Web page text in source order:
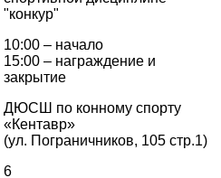
"конкур"
10:00 – начало
15:00 – награждение и
закрытие
ДЮСШ по конному спорту
«Кентавр»
(ул. Пограничников, 105 стр.1)
6